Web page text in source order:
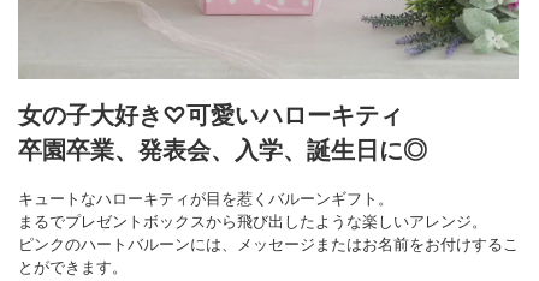
女の子大好き♡可愛いハローキティ
卒園卒業、発表会、入学、誕生日に◎
キュートなハローキティが目を惹くバルーンギフト。
まるでプレゼントボックスから飛び出したような楽しいアレンジ。
ピンクのハートバルーンには、メッセージまたはお名前をお付けするこ
とができます。